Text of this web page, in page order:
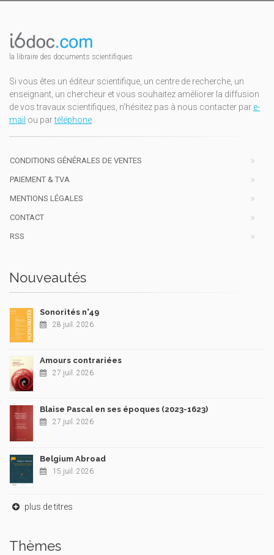
la libraire des documents scientifiques
Si vous êtes un éditeur scientifique, un centre de recherche, un
enseignant, un chercheur et vous souhaitez améliorer la diffusion
de vos travaux scientifiques, n'hésitez pas à nous contacter par e-
mail ou partéléphone.
CONDITIONS GÉNÉRALES DE VENTES
PAIEMENT & TVA
MENTIONS LÉGALES
CONTACT
RSS
Nouveautés
Sonorités n°49
28 juil. 2026
Amours contrariées
27 juil. 2026
Blaise Pascal en ses époques (2023-1623)
27 juil. 2026
Belgium Abroad
15 juil. 2026
plus de titres
Thèmes